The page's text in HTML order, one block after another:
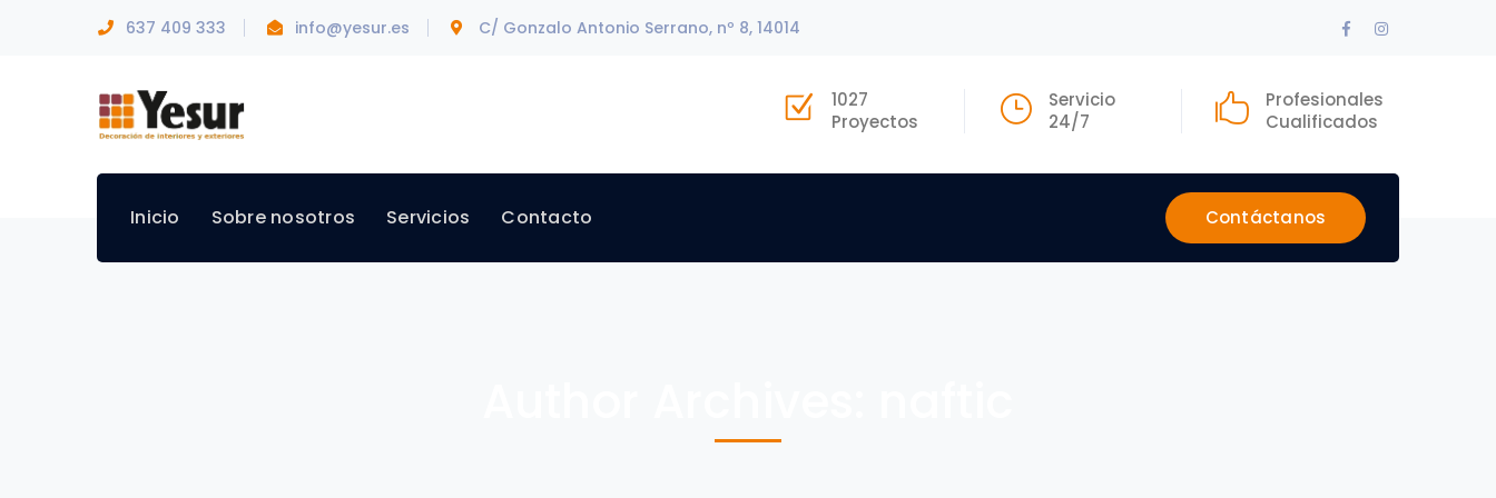
637 409 333 info@yesur.es C/ Gonzalo Antonio Serrano, nº 8, 14014
FacebookInstagram
1027
Proyectos
Servicio
24/7
Profesionales
Cualificados
Contáctanos
Inicio Sobre nosotros Servicios Contacto